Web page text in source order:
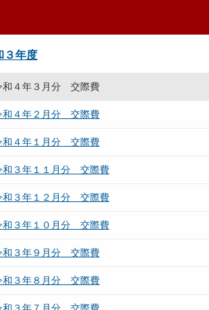
３年度
和４年３月分 交際費
和４年２月分 交際費
和４年１月分 交際費
和３年１１月分 交際費
和３年１２月分 交際費
和３年１０月分 交際費
和３年９月分 交際費
和３年８月分 交際費